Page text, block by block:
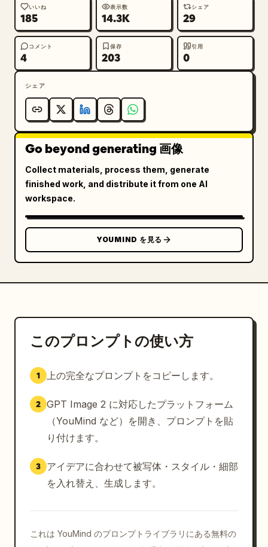
いいね
185
表示数
14.3K
シェア
29
コメント
4
保存
203
引用
0
シェア
Go beyond generating 画像
Collect materials, process them, generate
finished work, and distribute it from one AI
workspace.
YOUMIND を見る
このプロンプトの使い方
1 上の完全なプロンプトをコピーします。
2 GPT Image 2 に対応したプラットフォーム
（YouMind など）を開き、プロンプトを貼
り付けます。
3
アイデアに合わせて被写体・スタイル・細部
を入れ替え、生成します。
これは YouMind のプロンプトライブラリにある無料の